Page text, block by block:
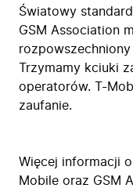
Światowy
GSM Association
Trzymamy kciuki
operatorów. T-
zaufanie.
Więcej informacji o
Mobile oraz GSM